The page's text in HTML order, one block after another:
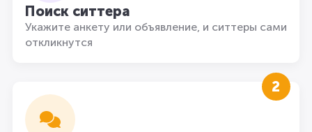
Поиск ситтера
Укажите анкету или объявление, и ситтеры сами
откликнутся
2